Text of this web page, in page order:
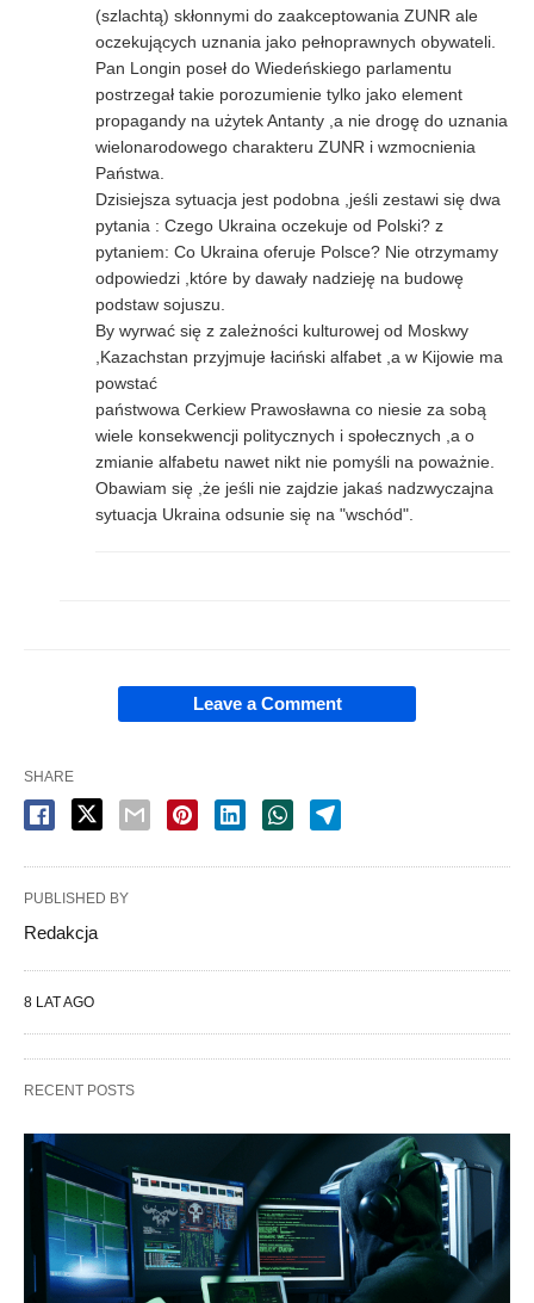
(szlachtą) skłonnymi do zaakceptowania ZUNR ale
oczekujących uznania jako pełnoprawnych obywateli.
Pan Longin poseł do Wiedeńskiego parlamentu
postrzegał takie porozumienie tylko jako element
propagandy na użytek Antanty ,a nie drogę do uznania
wielonarodowego charakteru ZUNR i wzmocnienia
Państwa.
Dzisiejsza sytuacja jest podobna ,jeśli zestawi się dwa
pytania : Czego Ukraina oczekuje od Polski? z
pytaniem: Co Ukraina oferuje Polsce? Nie otrzymamy
odpowiedzi ,które by dawały nadzieję na budowę
podstaw sojuszu.
By wyrwać się z zależności kulturowej od Moskwy
,Kazachstan przyjmuje łaciński alfabet ,a w Kijowie ma
powstać
państwowa Cerkiew Prawosławna co niesie za sobą
wiele konsekwencji politycznych i społecznych ,a o
zmianie alfabetu nawet nikt nie pomyśli na poważnie.
Obawiam się ,że jeśli nie zajdzie jakaś nadzwyczajna
sytuacja Ukraina odsunie się na "wschód".
Leave a Comment
SHARE
PUBLISHED BY
Redakcja
8 LAT AGO
RECENT POSTS